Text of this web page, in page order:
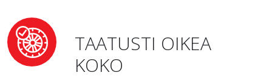
TAATUSTI OIKEA
KOKO